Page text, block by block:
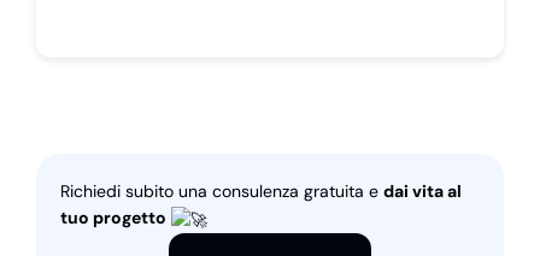
Richiedi subito una consulenza gratuita e dai vita al
tuo progetto